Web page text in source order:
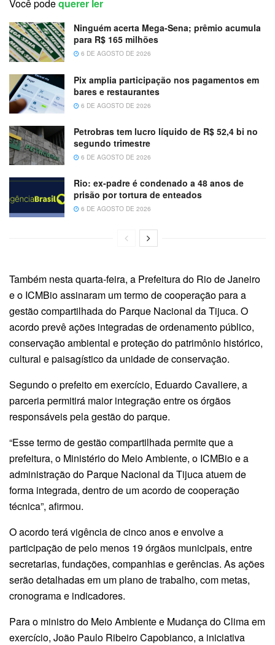
Você podequerer ler
Ninguém acerta Mega-Sena; prêmio acumula
para R$ 165 milhões
6 DE AGOSTO DE 2026
Pix amplia participação nos pagamentos em
bares e restaurantes
6 DE AGOSTO DE 2026
Petrobras tem lucro líquido de R$ 52,4 bi no
segundo trimestre
6 DE AGOSTO DE 2026
Rio: ex-padre é condenado a 48 anos de
prisão por tortura de enteados
6 DE AGOSTO DE 2026
Também nesta quarta-feira, a Prefeitura do Rio de Janeiro
e o ICMBio assinaram um termo de cooperação para a
gestão compartilhada do Parque Nacional da Tijuca. O
acordo prevê ações integradas de ordenamento público,
conservação ambiental e proteção do patrimônio histórico,
cultural e paisagístico da unidade de conservação.
Segundo o prefeito em exercício, Eduardo Cavaliere, a
parceria permitirá maior integração entre os órgãos
responsáveis pela gestão do parque.
“Esse termo de gestão compartilhada permite que a
prefeitura, o Ministério do Meio Ambiente, o ICMBio e a
administração do Parque Nacional da Tijuca atuem de
forma integrada, dentro de um acordo de cooperação
técnica”, afirmou.
O acordo terá vigência de cinco anos e envolve a
participação de pelo menos 19 órgãos municipais, entre
secretarias, fundações, companhias e gerências. As ações
serão detalhadas em um plano de trabalho, com metas,
cronograma e indicadores.
Para o ministro do Meio Ambiente e Mudança do Clima em
exercício, João Paulo Ribeiro Capobianco, a iniciativa